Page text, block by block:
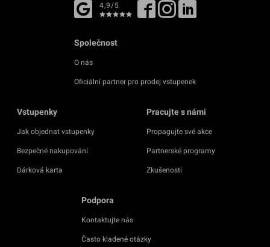
4,9/5
Společnost
O nás
Oficiální partner pro prodej vstupenek
Vstupenky
Jak objednat vstupenky
Bezpečné nakupování
Dárková karta
Pracujte s námi
Propagujte své akce
Partnerské programy
Zkušenosti
Podpora
Kontaktujte nás
Často kladené otázky